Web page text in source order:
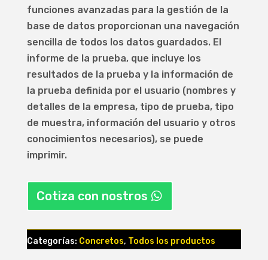
funciones avanzadas para la gestión de la
base de datos proporcionan una navegación
sencilla de todos los datos guardados. El
informe de la prueba, que incluye los
resultados de la prueba y la información de
la prueba definida por el usuario (nombres y
detalles de la empresa, tipo de prueba, tipo
de muestra, información del usuario y otros
conocimientos necesarios), se puede
imprimir.
Cotiza con nostros
Categorías: Concretos, Todos los productos